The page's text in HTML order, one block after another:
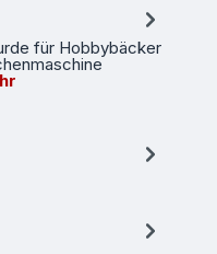
für Hobbybäcker